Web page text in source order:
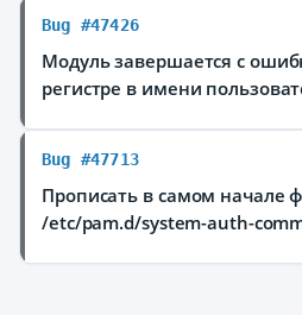
Bug #47426
Модуль завершается с
регистре в имени
Bug #47713
Прописать в самом начале
/etc/pam.d/system-auth-